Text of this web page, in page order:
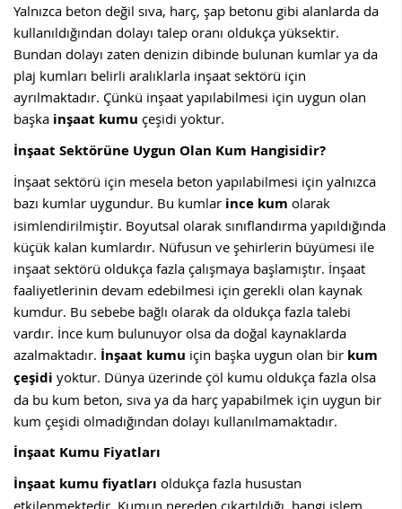
Yalnızca beton değil sıva, harç, şap betonu gibi alanlarda da
kullanıldığından dolayı talep oranı oldukça yüksektir.
Bundan dolayı zaten denizin dibinde bulunan kumlar ya da
plaj kumları belirli aralıklarla inşaat sektörü için
ayrılmaktadır. Çünkü inşaat yapılabilmesi için uygun olan
başka inşaat kumu çeşidi yoktur.
İnşaat Sektörüne Uygun Olan Kum Hangisidir?
İnşaat sektörü için mesela beton yapılabilmesi için yalnızca
bazı kumlar uygundur. Bu kumlar ince kum olarak
isimlendirilmiştir. Boyutsal olarak sınıflandırma yapıldığında
küçük kalan kumlardır. Nüfusun ve şehirlerin büyümesi ile
inşaat sektörü oldukça fazla çalışmaya başlamıştır. İnşaat
faaliyetlerinin devam edebilmesi için gerekli olan kaynak
kumdur. Bu sebebe bağlı olarak da oldukça fazla talebi
vardır. İnce kum bulunuyor olsa da doğal kaynaklarda
azalmaktadır. İnşaat kumu için başka uygun olan bir kum
çeşidi yoktur. Dünya üzerinde çöl kumu oldukça fazla olsa
da bu kum beton, sıva ya da harç yapabilmek için uygun bir
kum çeşidi olmadığından dolayı kullanılmamaktadır.
İnşaat Kumu Fiyatları
İnşaat kumu fiyatları oldukça fazla husustan